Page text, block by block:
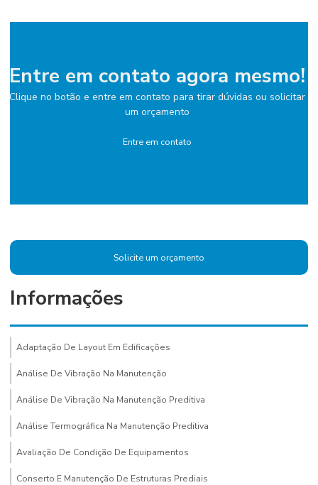
Entre em contato agora mesmo!
Clique no botão e entre em contato para tirar dúvidas ou solicitar
um orçamento
Entre em contato
Solicite um orçamento
Informações
Adaptação De Layout Em Edificações
Análise De Vibração Na Manutenção
Análise De Vibração Na Manutenção Preditiva
Análise Termográfica Na Manutenção Preditiva
Avaliação De Condição De Equipamentos
Conserto E Manutenção De Estruturas Prediais